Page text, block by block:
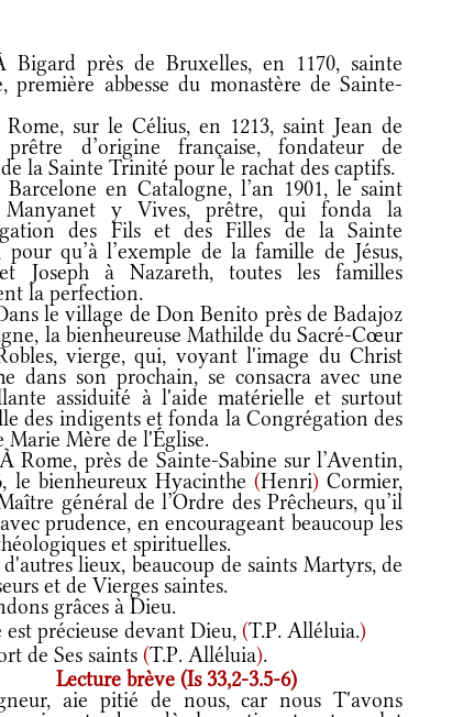
près de Bruxelles, en 1170, sainte
première abbesse du monastère de Sainte-
sur le Célius, en 1213, saint Jean de
prêtre d’origine française, fondateur de
la Sainte Trinité pour le rachat des captifs.
en Catalogne, l’an 1901, le saint
Manyanet y Vives, prêtre, qui fonda la
des Fils et des Filles de la Sainte
pour qu’à l’exemple de la famille de Jésus,
Joseph à Nazareth, toutes les familles
la perfection.
le village de Don Benito près de Badajoz
la bienheureuse Mathilde du Sacré-Cœur
vierge, qui, voyant l'image du Christ
dans son prochain, se consacra avec une
assiduité à l'aide matérielle et surtout
des indigents et fonda la Congrégation des
Marie Mère de l'Église.
Rome, près de Sainte-Sabine sur l’Aventin,
le bienheureux Hyacinthe(Henri) Cormier,
général de l’Ordre des Prêcheurs, qu’il
prudence, en encourageant beaucoup les
et spirituelles.
lieux, beaucoup de saints Martyrs, de
et de Vierges saintes.
grâces à Dieu.
est précieuse devant Dieu,(T.P. Alléluia.)
de Ses saints(T.P. Alléluia).
Lecture brève (Is 33,2-3.5-6)
aie pitié de nous, car nous T'avons